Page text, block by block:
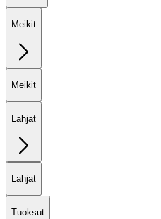
Meikit
Meikit
Lahjat
Lahjat
Tuoksut